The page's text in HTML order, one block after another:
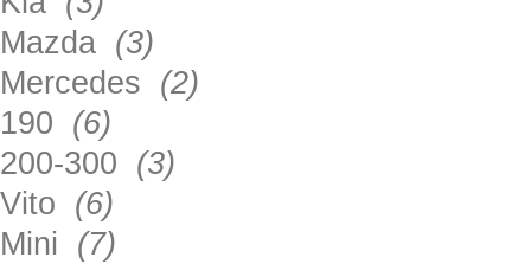
Mazda (3)
Mercedes (2)
190 (6)
200-300 (3)
Vito (6)
Mini (7)